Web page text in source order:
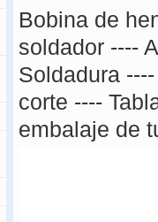
Bobina de
soldador ----
Soldadura
corte ----
embalaje de